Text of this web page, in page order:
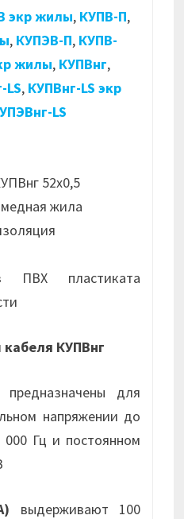
экр жилы, КУПВ-П,
, КУПЭВ-П, КУПВ-
жилы, КУПВнг,
LS, КУПВнг-LS экр
LS
жила
пластиката
кабеля КУПВнг
предназначены для
напряжении до
Гц и постоянном
выдерживают 100